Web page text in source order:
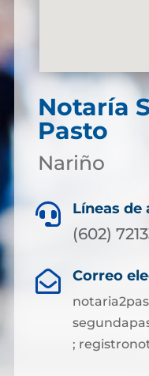
Notaría
Pasto
Nariño
 Líneas de
(602)
 Correo
;